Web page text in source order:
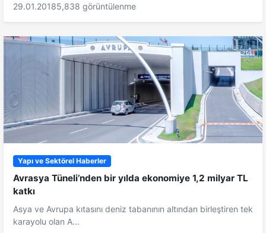
29.01.20185,838 görüntülenme
Yapı ve Sektörel Haberler
Avrasya Tüneli’nden bir yılda ekonomiye 1,2 milyar TL
katkı
Asya ve Avrupa kıtasını deniz tabanının altından birleştiren tek
karayolu olan A...